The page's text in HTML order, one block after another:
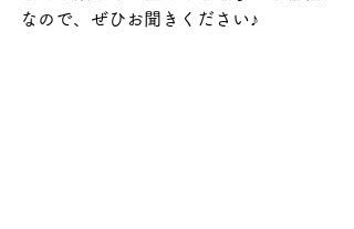
なので、ぜひお聞きください♪